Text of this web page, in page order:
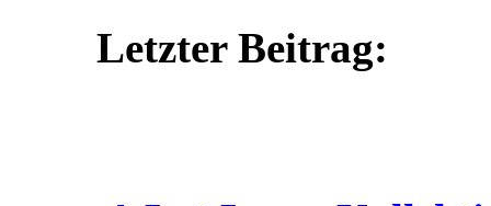
Letzter Beitrag: